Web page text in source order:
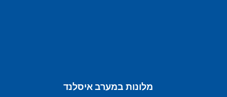
מלונות במערב איסלנד